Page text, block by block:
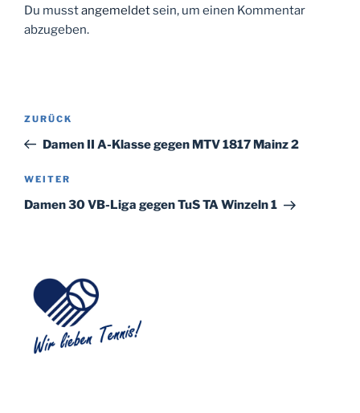
Du musstangemeldetsein, um einen Kommentar
abzugeben.
Beitragsnavigation
Vorheriger
Beitrag
ZURÜCK
Damen II A-Klasse gegen MTV 1817 Mainz 2
Nächster
Beitrag
WEITER
Damen 30 VB-Liga gegen TuS TA Winzeln 1